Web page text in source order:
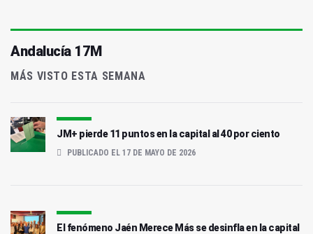
Andalucía 17M
MÁS VISTO ESTA SEMANA
JM+ pierde 11 puntos en la capital al 40 por ciento
PUBLICADO EL 17 DE MAYO DE 2026
El fenómeno Jaén Merece Más se desinfla en la capital